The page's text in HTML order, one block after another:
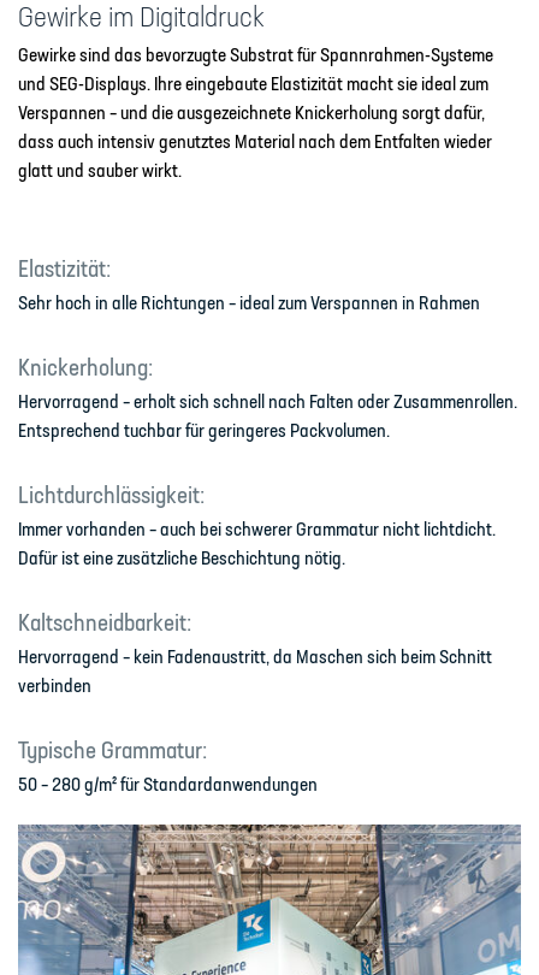
Gewirke im Digitaldruck
Gewirke sind das bevorzugte Substrat für Spannrahmen-Systeme
und SEG-Displays. Ihre eingebaute Elastizität macht sie ideal zum
Verspannen – und die ausgezeichnete Knickerholung sorgt dafür,
dass auch intensiv genutztes Material nach dem Entfalten wieder
glatt und sauber wirkt.
Elastizität:
Sehr hoch in alle Richtungen – ideal zum Verspannen in Rahmen
Knickerholung:
Hervorragend – erholt sich schnell nach Falten oder Zusammenrollen.
Entsprechend tuchbar für geringeres Packvolumen.
Lichtdurchlässigkeit:
Immer vorhanden – auch bei schwerer Grammatur nicht lichtdicht.
Dafür ist eine zusätzliche Beschichtung nötig.
Kaltschneidbarkeit:
Hervorragend – kein Fadenaustritt, da Maschen sich beim Schnitt
verbinden
Typische Grammatur:
50 – 280 g/m² für Standardanwendungen